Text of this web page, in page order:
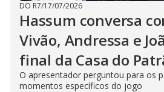
DO R7/17/07/2026
Hassum conversa
Vivão, Andressa e
final da Casa do
O apresentador perguntou para os
momentos específicos do jogo